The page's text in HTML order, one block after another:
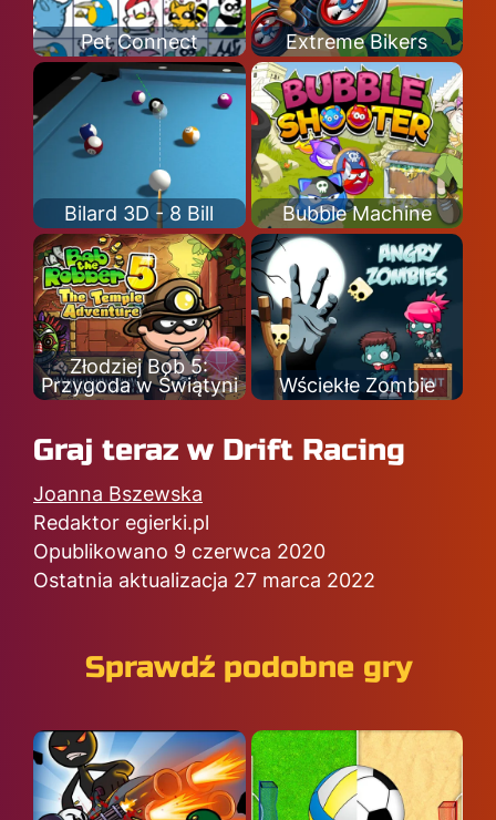
Pet Connect Extreme Bikers
Bilard 3D - 8 Bill Bubble Machine
Złodziej Bob 5:
Przygoda w Świątyni
Wściekłe Zombie
Graj teraz w Drift Racing
Joanna Bszewska
Redaktor egierki.pl
Opublikowano 9 czerwca 2020
Ostatnia aktualizacja 27 marca 2022
Sprawdź podobne gry